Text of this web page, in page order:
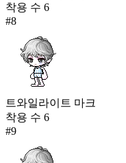
착용 수 6
#8
트와일라이트 마크
착용 수 6
#9